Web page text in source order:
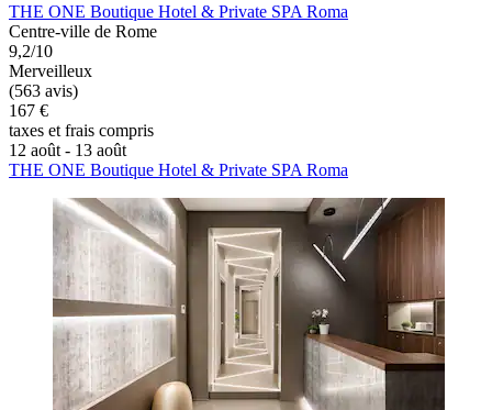
THE ONE Boutique Hotel & Private SPA Roma
Centre-ville de Rome
9,2/10
Merveilleux
(563 avis)
167 €
taxes et frais compris
12 août - 13 août
THE ONE Boutique Hotel & Private SPA Roma